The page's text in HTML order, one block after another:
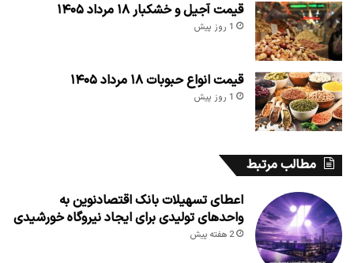
قیمت آجیل و خشکبار ۱۸ مرداد ۱۴۰۵
1 روز پیش
قیمت انواع حبوبات ۱۸ مرداد ۱۴۰۵
1 روز پیش
مطالب مرتبط
اعطای تسهیلات بانک اقتصادنوین به
واحدهای تولیدی برای ایجاد نیروگاه خورشیدی
2 هفته پیش